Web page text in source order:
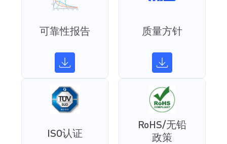
可靠性报告 质量方针
ISO认证
RoHS/无铅
政策